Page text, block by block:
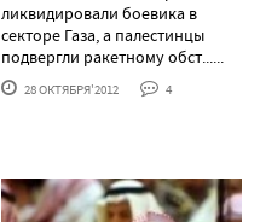
ликвидировали боевика в
секторе Газа, а палестинцы
подвергли ракетному обст......
28 ОКТЯБРЯ'2012 4